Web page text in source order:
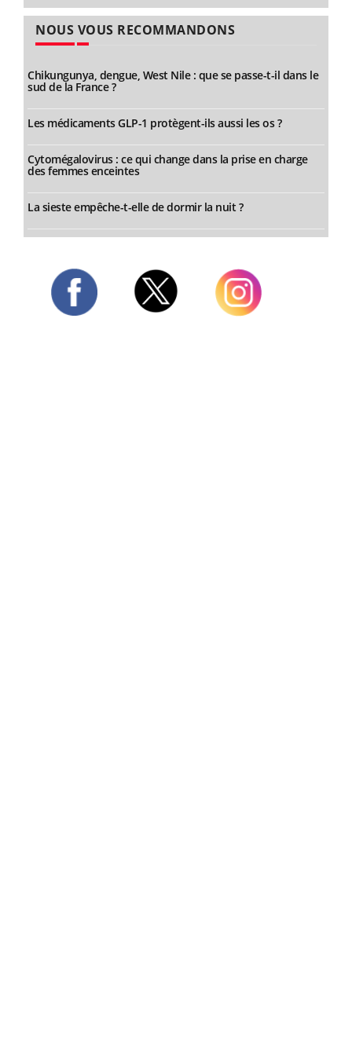
NOUS VOUS RECOMMANDONS
Chikungunya, dengue, West Nile : que se passe-t-il dans le
sud de la France ?
Les médicaments GLP-1 protègent-ils aussi les os ?
Cytomégalovirus : ce qui change dans la prise en charge
des femmes enceintes
La sieste empêche-t-elle de dormir la nuit ?